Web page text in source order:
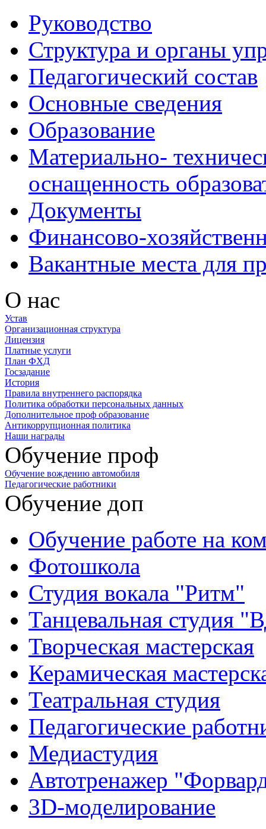
Руководство
Структура и органы
Педагогический состав
Основные сведения
Образование
Материально-
оснащенность
Документы
Финансово-
Вакантные места для
О нас
Устав
Организационная структура
Лицензия
Платные услуги
План ФХД
Госзадание
История
Правила внутреннего распорядка
Политика обработки персональных данных
Дополнительное проф образование
Антикоррупционная политика
Наши награды
Обучение проф
Обучение вождению автомобиля
Педагогические работники
Обучение доп
Обучение работе на
Фотошкола
Студия вокала "Ритм"
Танцевальная студия
Творческая мастерская
Керамическая
Театральная студия
Педагогические
Медиастудия
Автотренажер
3D-моделирование